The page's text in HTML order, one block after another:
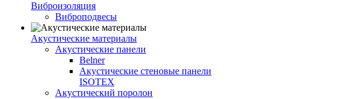
Виброизоляция
Виброподвесы
Акустические материалы
Акустические панели
Belner
Акустические стеновые панели
ISOTEX
Акустический поролон